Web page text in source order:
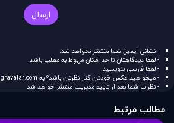
ارسال
- نشانی ایمیل شما منتشر نخواهد شد.
- لطفا دیدگاهتان تا حد امکان مربوط به مطلب باشد.
- لطفا فارسی بنویسید.
- میخواهید عکس خودتان کنار نظرتان باشد؟ به gravatar.com
- نظرات شما بعد از تایید مدیریت منتشر خواهد شد
مطالب مرتبط